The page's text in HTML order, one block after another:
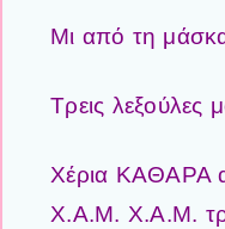
Μι από τη
Τρεις λεξούλες
Χέρια ΚΑΘΑΡΑ
Χ.Α.Μ. Χ.Α.Μ.